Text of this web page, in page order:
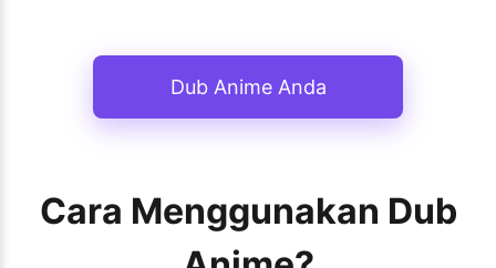
Dub Anime Anda
Cara Menggunakan Dub